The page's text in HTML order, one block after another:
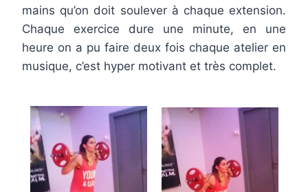
mains qu’on doit soulever à chaque extension.
Chaque exercice dure une minute, en une
heure on a pu faire deux fois chaque atelier en
musique, c’est hyper motivant et très complet.